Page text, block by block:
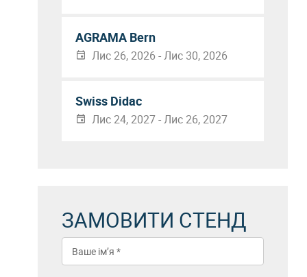
AGRAMA Bern
Лис 26, 2026 - Лис 30, 2026
Swiss Didac
Лис 24, 2027 - Лис 26, 2027
ЗАМОВИТИ СТЕНД